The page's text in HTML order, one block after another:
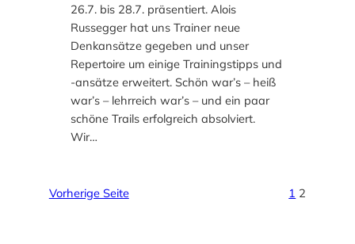
26.7. bis 28.7. präsentiert. Alois
Russegger hat uns Trainer neue
Denkansätze gegeben und unser
Repertoire um einige Trainingstipps und
-ansätze erweitert. Schön war’s – heiß
war’s – lehrreich war’s – und ein paar
schöne Trails erfolgreich absolviert.
Wir…
Vorherige Seite 1 2